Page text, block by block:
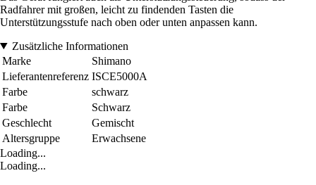
Radfahrer mit großen, leicht zu findenden Tasten die
Unterstützungsstufe nach oben oder unten anpassen kann.
Zusätzliche Informationen
Marke
Shimano
Lieferantenreferenz ISCE5000A
Farbe
schwarz
Farbe
Schwarz
Geschlecht
Gemischt
Altersgruppe
Erwachsene
Loading...
Loading...